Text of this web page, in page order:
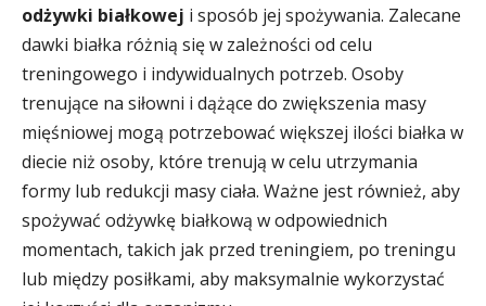
odżywki białkowej i sposób jej spożywania. Zalecane
dawki białka różnią się w zależności od celu
treningowego i indywidualnych potrzeb. Osoby
trenujące na siłowni i dążące do zwiększenia masy
mięśniowej mogą potrzebować większej ilości białka w
diecie niż osoby, które trenują w celu utrzymania
formy lub redukcji masy ciała. Ważne jest również, aby
spożywać odżywkę białkową w odpowiednich
momentach, takich jak przed treningiem, po treningu
lub między posiłkami, aby maksymalnie wykorzystać